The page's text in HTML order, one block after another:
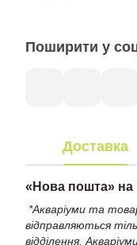
Поширити у
Доставка
« Нова пошта» на
*Акваріуми та
відправляються
відділення.